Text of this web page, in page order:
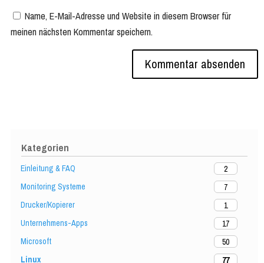
Kategorien
Einleitung & FAQ
2
Monitoring Systeme
7
Drucker/Kopierer
1
Unternehmens-Apps
17
Microsoft
50
Linux
77
Name, E-Mail-Adresse und Website in diesem Browser für
meinen nächsten Kommentar speichern.